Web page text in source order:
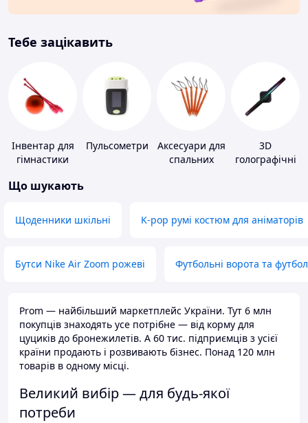
Тебе зацікавить
Інвентар для
гімнастики
Пульсометри
Аксесуари для
спальних
3D
голографічні
Що шукають
Щоденники шкільні K-pop румі костюм для аніматорів
Бутси Nike Air Zoom рожеві Футбольні ворота та
Prom — найбільший маркетплейс України. Тут 6 млн
покупців знаходять усе потрібне — від корму для
цуциків до бронежилетів. А 60 тис. підприємців з усієї
країни продають і розвивають бізнес. Понад 120 млн
товарів в одному місці.
Великий вибір — для будь-якої
потреби